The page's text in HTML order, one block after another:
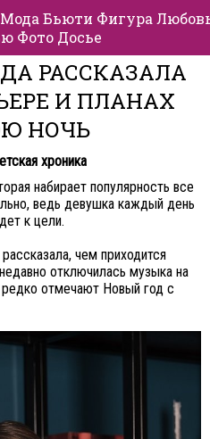
Мода Бьюти Фигура
Фото Досье
РАССКАЗАЛА
И ПЛАНАХ
НОЧЬ
хроника
набирает популярность все
ведь девушка каждый день
к цели.
чем приходится
отключилась музыка на
отмечают Новый год с